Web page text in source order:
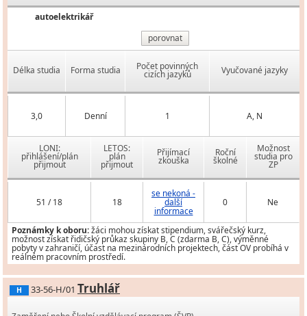
autoelektrikář
porovnat
Délka studia Forma studia Počet povinných
cizích jazyků Vyučované jazyky
3,0 Denní 1 A, N
LONI:
přihlášení/plán
přijmout
LETOS:
plán
přijmout
Přijímací
zkouška
Roční
školné
Možnost
studia pro
ZP
51 / 18 18
se nekoná -
další
informace
0 Ne
Poznámky k oboru:žáci mohou získat stipendium, svářečský kurz,
možnost získat řidičský průkaz skupiny B, C (zdarma B, C), výměnné
pobyty v zahraničí, účast na mezinárodních projektech, část OV probíhá v
reálném pracovním prostředí.
H 33-56-H/01 Truhlář